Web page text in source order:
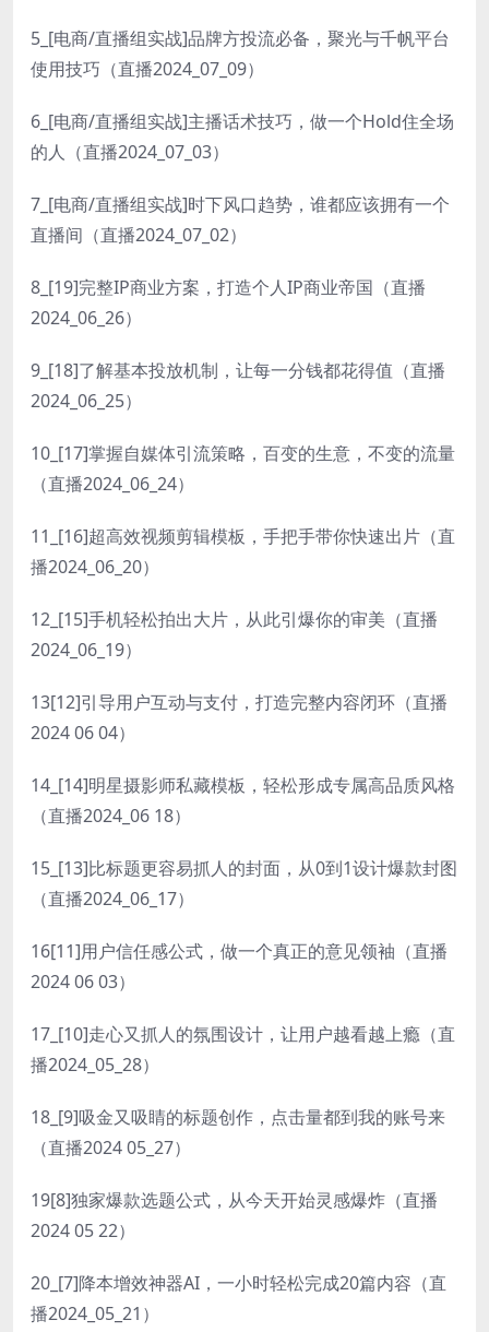
5_[电商/直播组实战]品牌方投流必备，聚光与千帆平台
使用技巧（直播2024_07_09）
6_[电商/直播组实战]主播话术技巧，做一个Hold住全场
的人（直播2024_07_03）
7_[电商/直播组实战]时下风口趋势，谁都应该拥有一个
直播间（直播2024_07_02）
8_[19]完整IP商业方案，打造个人IP商业帝国（直播
2024_06_26）
9_[18]了解基本投放机制，让每一分钱都花得值（直播
2024_06_25）
10_[17]掌握自媒体引流策略，百变的生意，不变的流量
（直播2024_06_24）
11_[16]超高效视频剪辑模板，手把手带你快速出片（直
播2024_06_20）
12_[15]手机轻松拍出大片，从此引爆你的审美（直播
2024_06_19）
13[12]引导用户互动与支付，打造完整内容闭环（直播
2024 06 04）
14_[14]明星摄影师私藏模板，轻松形成专属高品质风格
（直播2024_06 18）
15_[13]比标题更容易抓人的封面，从0到1设计爆款封图
（直播2024_06_17）
16[11]用户信任感公式，做一个真正的意见领袖（直播
2024 06 03）
17_[10]走心又抓人的氛围设计，让用户越看越上瘾（直
播2024_05_28）
18_[9]吸金又吸睛的标题创作，点击量都到我的账号来
（直播2024 05_27）
19[8]独家爆款选题公式，从今天开始灵感爆炸（直播
2024 05 22）
20_[7]降本增效神器AI，一小时轻松完成20篇内容（直
播2024_05_21）